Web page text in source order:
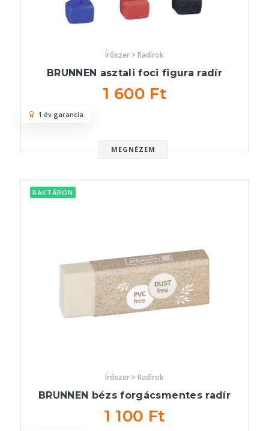
Írószer > Radírok
BRUNNEN asztali foci figura radír
1 600 Ft
MEGNÉZEM
1 év garancia
RAKTÁRON
Írószer > Radírok
BRUNNEN bézs forgácsmentes radír
1 100 Ft